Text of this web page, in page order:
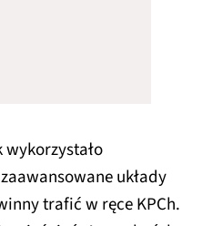
wykorzystało
układy
trafić w ręce KPCh.